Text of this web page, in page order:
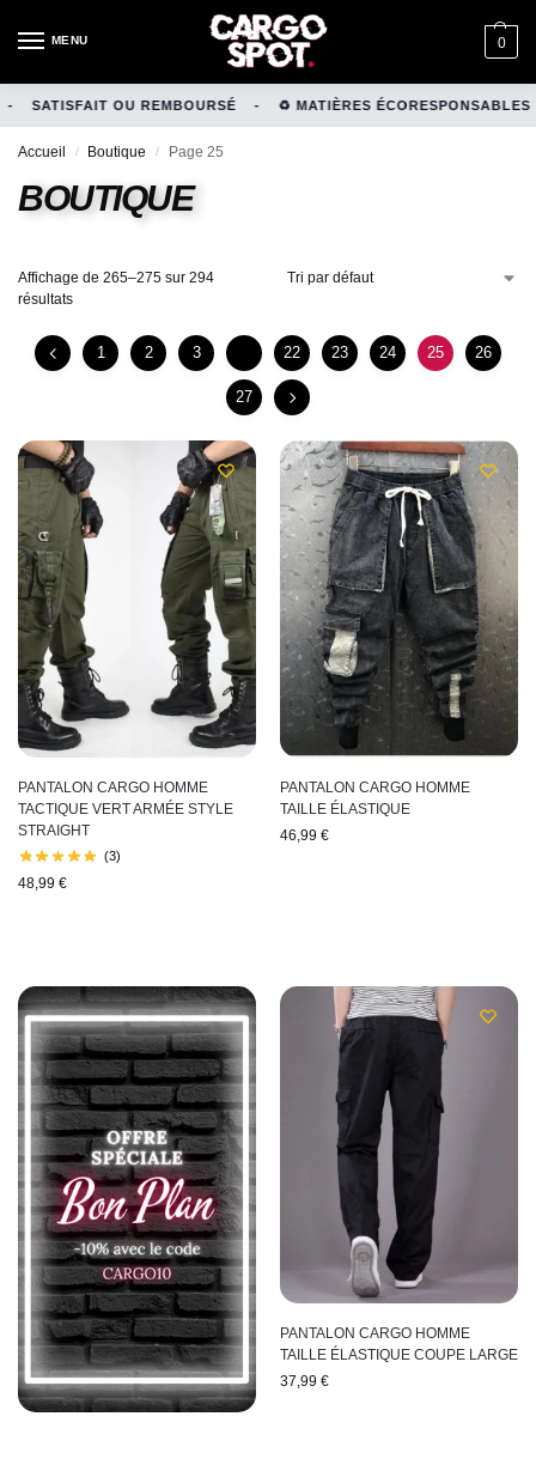
MENU 0
SATISFAIT OU REMBOURSÉ - ♻️ MATIÈRES ÉCORESPONSABLES -
Accueil / Boutique / Page 25
BOUTIQUE
Affichage de 265–275 sur 294
résultats
1 2 3 22 23 24 25 26
27
PANTALON CARGO HOMME
TACTIQUE VERT ARMÉE STYLE
STRAIGHT
(3)
48,99 €
PANTALON CARGO HOMME
TAILLE ÉLASTIQUE
46,99 €
PANTALON CARGO HOMME
TAILLE ÉLASTIQUE COUPE LARGE
37,99 €